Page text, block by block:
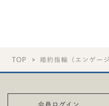
TOP 婚約指輪（エンゲー